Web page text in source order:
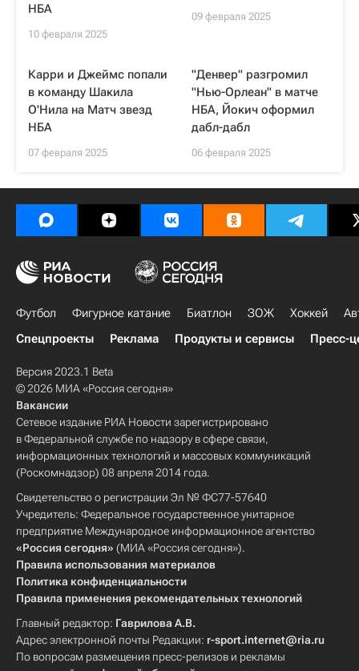
НБА
10 февраля 2025
09 февраля 2025
Карри и Джеймс попали
в команду Шакила
О'Нила на Матч звезд
НБА
07 февраля 2025
"Денвер" разгромил
"Нью-Орлеан" в матче
НБА, Йокич оформил
дабл-дабл
06 февраля 2025
Футбол Фигурное катание Биатлон ЗОЖ Хоккей
Спецпроекты
Реклама Продукты и сервисы Пресс-
Версия 2023.1 Beta
© 2026 МИА «Россия сегодня»
Вакансии
Сетевое издание РИА Новости зарегистрировано
в Федеральной службе по надзору в сфере связи,
информационных технологий и массовых коммуникаций
(Роскомнадзор) 08 апреля 2014 года.
Свидетельство о регистрации Эл № ФС77-57640
Учредитель: Федеральное государственное унитарное
предприятие Международное информационное агентство
«Россия сегодня» (МИА «Россия сегодня»).
Правила использования материалов
Политика конфиденциальности
Правила применения рекомендательных технологий
Главный редактор: Гаврилова А.В.
Адрес электронной почты Редакции: r-sport.internet@ria.ru
По вопросам размещения пресс-релизов и рекламы